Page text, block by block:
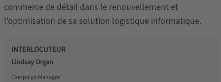
commerce de détail dans le renouvellement et
l'optimisation de sa solution logistique informatique.
INTERLOCUTEUR
Lindsay Organ
Campaign Manager